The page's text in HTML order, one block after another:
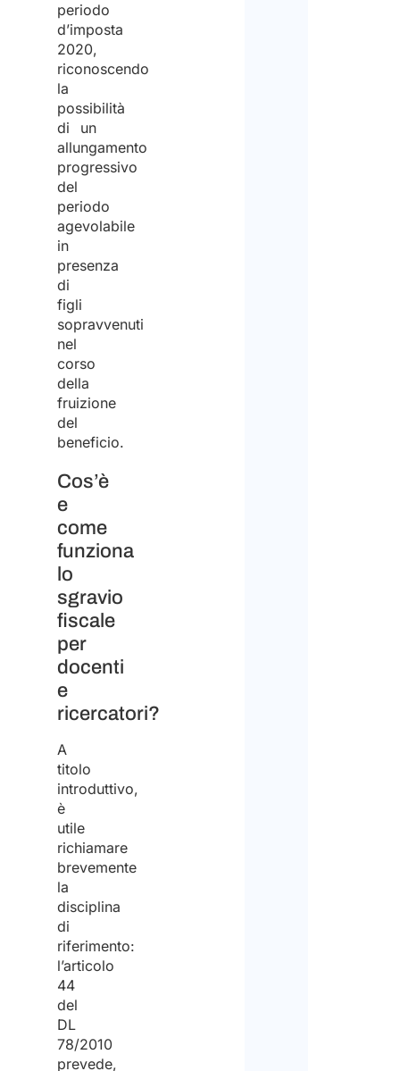
periodo
d’imposta
2020,
riconoscendo
la
possibilità
di un
allungamento
progressivo
del
periodo
agevolabile
in
presenza
di
figli
sopravvenuti
nel
corso
della
fruizione
del
beneficio.
Cos’è
e
come
funziona
lo
sgravio
fiscale
per
docenti
e
ricercatori?
A
titolo
introduttivo,
è
utile
richiamare
brevemente
la
disciplina
di
riferimento:
l’articolo
44
del
DL
78/2010
prevede,